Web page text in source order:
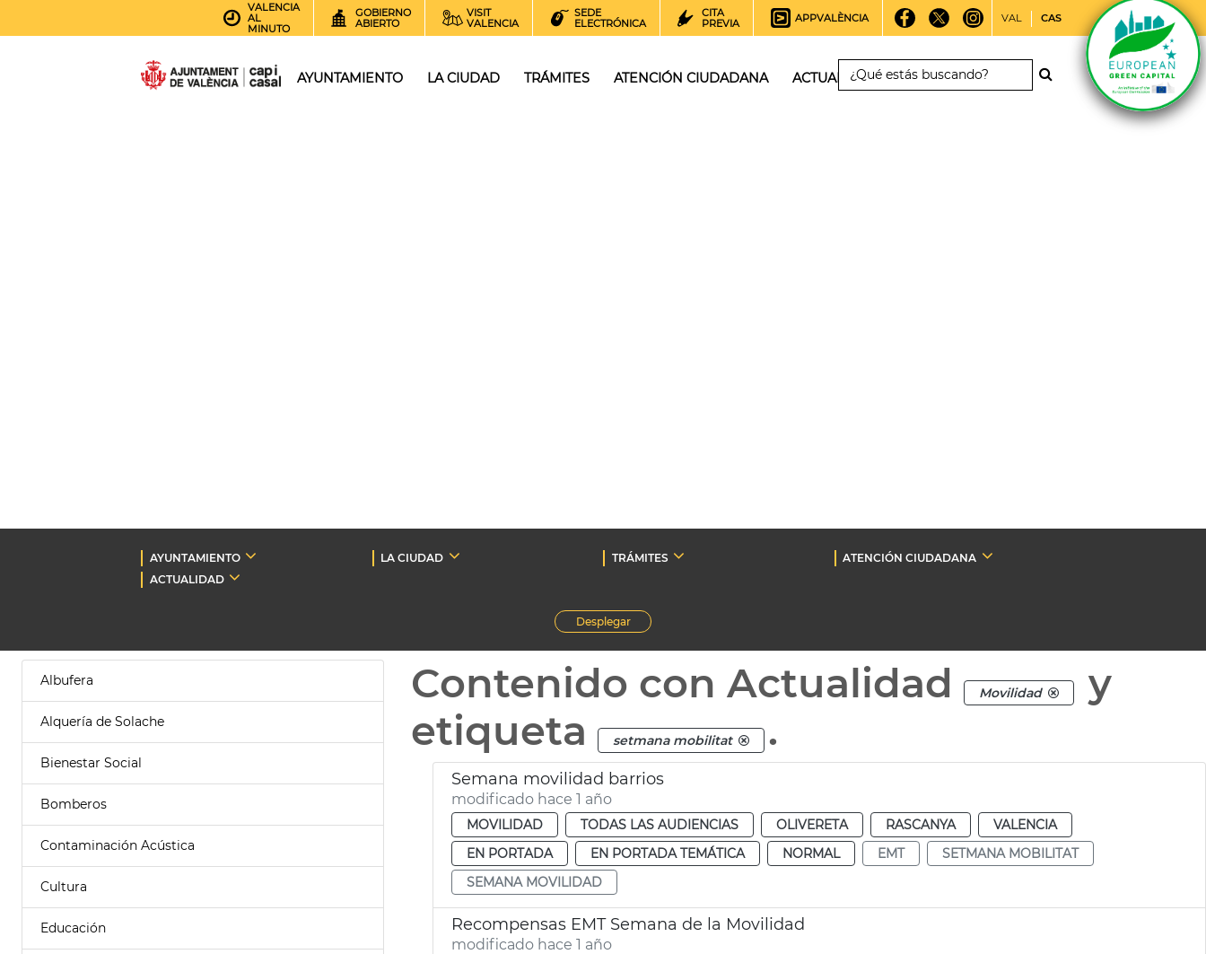
VALENCIA
AL
MINUTO
GOBIERNO
ABIERTO
VISIT
VALENCIA
SEDE
ELECTRÓNICA
CITA
PREVIA
APPVALÈNCIA VAL CAS
AYUNTAMIENTO LA CIUDAD TRÁMITES ATENCIÓN CIUDADANA ACTUALIDAD
AYUNTAMIENTO LA CIUDAD TRÁMITES
ATENCIÓN CIUDADANA
ACTUALIDAD
Desplegar
Albufera
Alquería de Solache
Bienestar Social
Bomberos
Contaminación Acústica
Cultura
Educación
Contenido con Actualidad Movilidad
y
etiqueta
setmana mobilitat .
Semana movilidad barrios
modificado hace 1 año
MOVILIDAD TODAS LAS AUDIENCIAS OLIVERETA RASCANYA
VALENCIA
EN PORTADA
EN PORTADA TEMÁTICA NORMAL EMT
SETMANA MOBILITAT
SEMANA MOVILIDAD
Recompensas EMT Semana de la Movilidad
modificado hace 1 año